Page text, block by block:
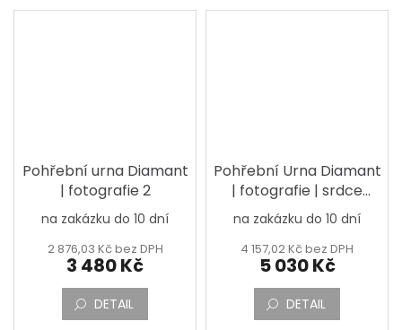
Pohřební urna Diamant
| fotografie 2
na zakázku do 10 dní
2 876,03 Kč bez DPH
3 480 Kč
DETAIL
Pohřební Urna Diamant
| fotografie | srdce
strom
na zakázku do 10 dní
4 157,02 Kč bez DPH
5 030 Kč
DETAIL